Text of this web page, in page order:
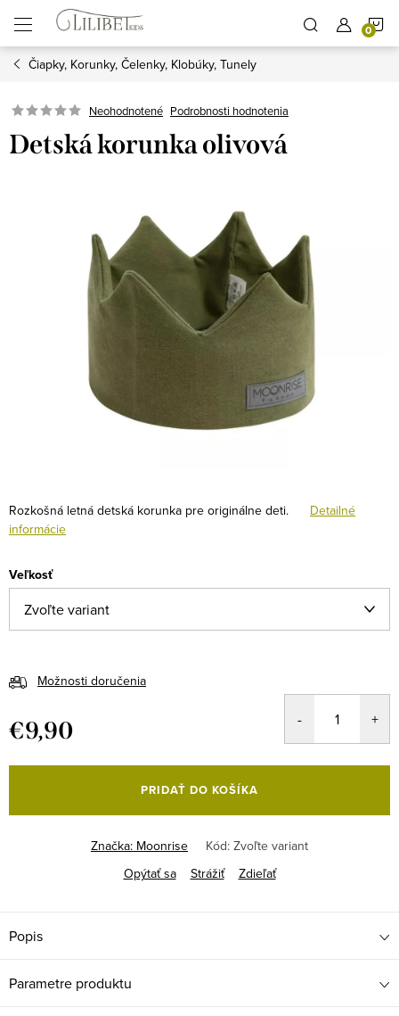
obsah
Čiapky, Korunky, Čelenky, Klobúky, Tunely
Neohodnotené Podrobnosti hodnotenia
Detská korunka olivová
Rozkošná letná detská korunka pre originálne deti.
Detailné
informácie
Veľkosť
Možnosti doručenia
€9,90
cena:
PRIDAŤ DO KOŠÍKA
Značka: Moonrise Kód: Zvoľte variant
Opýtať sa
Strážiť Zdieľať
Popis
Parametre produktu